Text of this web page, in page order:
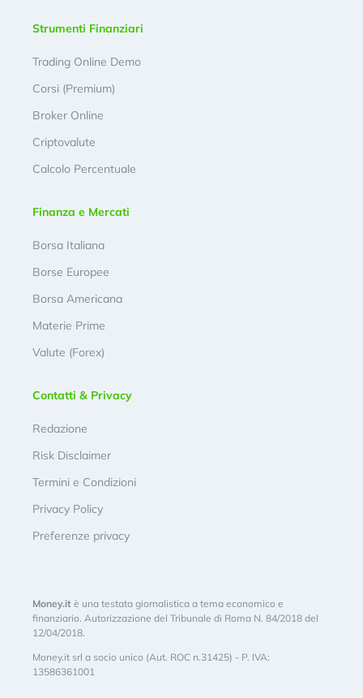
Strumenti Finanziari
Trading Online Demo
Corsi (Premium)
Broker Online
Criptovalute
Calcolo Percentuale
Finanza e Mercati
Borsa Italiana
Borse Europee
Borsa Americana
Materie Prime
Valute (Forex)
Contatti & Privacy
Redazione
Risk Disclaimer
Termini e Condizioni
Privacy Policy
Preferenze privacy
Money.it è una testata giornalistica a tema economico e
finanziario. Autorizzazione del Tribunale di Roma N. 84/2018 del
12/04/2018.
Money.it srl a socio unico (Aut. ROC n.31425) - P. IVA:
13586361001